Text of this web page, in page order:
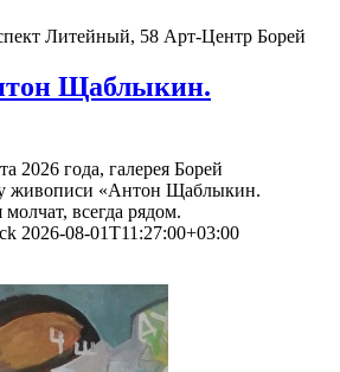
Литейный, 58 Арт-Центр Борей
Щаблыкин.
2026 года, галерея Борей
живописи «Антон Щаблыкин.
всегда рядом.
2026-08-01T11:27:00+03:00